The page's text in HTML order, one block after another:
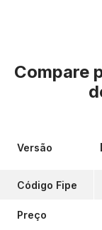
Compare
Versão
Código Fipe
Preço